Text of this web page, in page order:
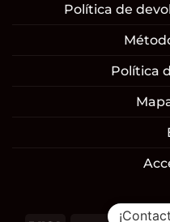
Política de
Política